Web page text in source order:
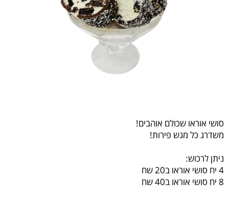
סושי אוראו שכולם אוהבים!
משדרג כל מגש פירות!
ניתן לרכוש:
4 יח סושי אוראו ב20 שח
8 יח סושי אוראו ב40 שח